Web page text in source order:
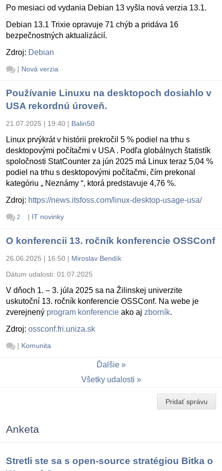
Po mesiaci od vydania Debian 13 vyšla nová verzia 13.1.
Debian 13.1 Trixie opravuje 71 chýb a pridáva 16
bezpečnostných aktualizácií.
Zdroj: Debian
| Nová verzia
Používanie Linuxu na desktopoch dosiahlo v
USA rekordnú úroveň.
21.07.2025 | 19:40 | Balin50
Linux prvýkrát v histórii prekročil 5 % podiel na trhu s
desktopovými počítačmi v USA . Podľa globálnych štatistík
spoločnosti StatCounter za jún 2025 má Linux teraz 5,04 %
podiel na trhu s desktopovými počítačmi, čím prekonal
kategóriu „ Neznámy “, ktorá predstavuje 4,76 %.
Zdroj: https://news.itsfoss.com/linux-desktop-usage-usa/
2 | IT novinky
O konferencii 13. ročník konferencie OSSConf
26.06.2025 | 16:50 | Miroslav Bendík
Dátum udalosti: 01.07.2025
V dňoch 1. – 3. júla 2025 sa na Žilinskej univerzite
uskutoční 13. ročník konferencie OSSConf. Na webe je
zverejnený program konferencie ako aj zborník.
Zdroj: ossconf.fri.uniza.sk
| Komunita
Ďalšie
Všetky udalosti
Pridať správu
Anketa
Stretli ste sa s open-source stratégiou Bitka o